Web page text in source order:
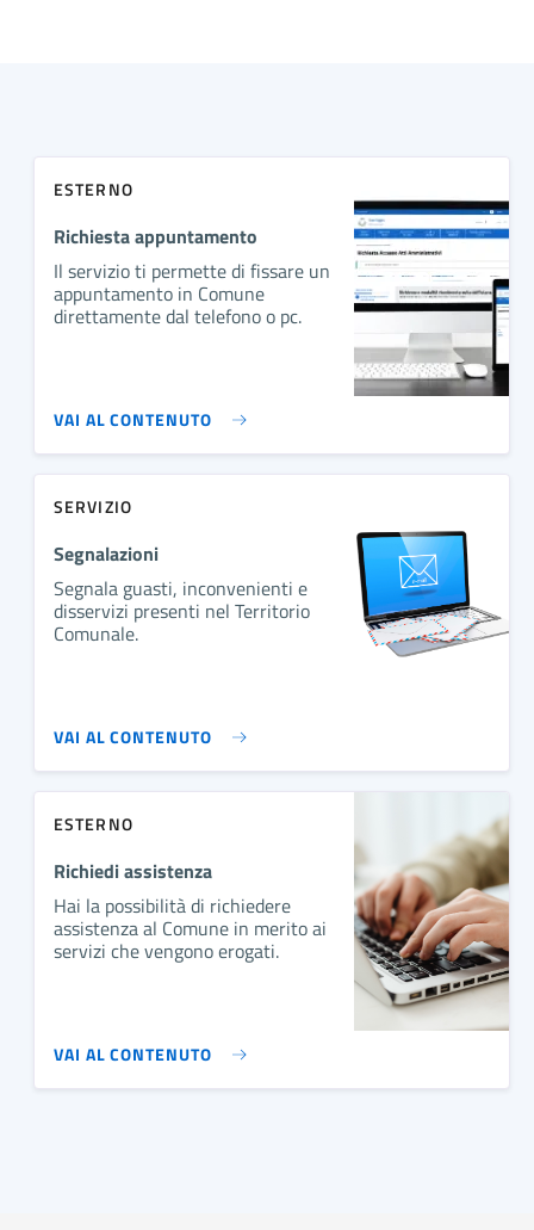
ESTERNO
Richiesta appuntamento
Il servizio ti permette di fissare un
appuntamento in Comune
direttamente dal telefono o pc.
VAI AL CONTENUTO
SERVIZIO
Segnalazioni
Segnala guasti, inconvenienti e
disservizi presenti nel Territorio
Comunale.
VAI AL CONTENUTO
ESTERNO
Richiedi assistenza
Hai la possibilità di richiedere
assistenza al Comune in merito ai
servizi che vengono erogati.
VAI AL CONTENUTO